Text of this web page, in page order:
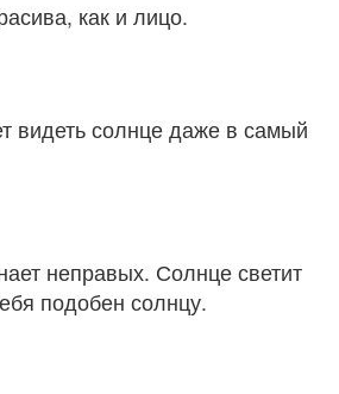
как и лицо.
видеть солнце даже в самый
неправых. Солнце светит
подобен солнцу.